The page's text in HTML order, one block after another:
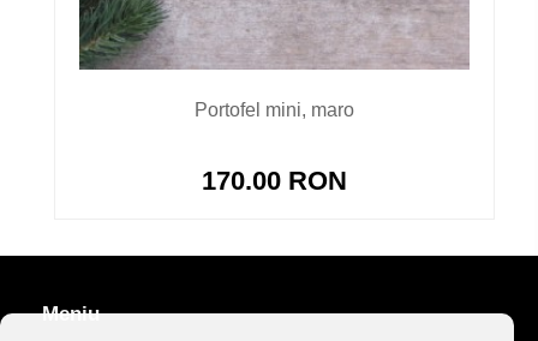
Portofel mini, maro
170.00 RON
Meniu